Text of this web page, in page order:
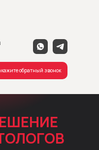
обратный звонок